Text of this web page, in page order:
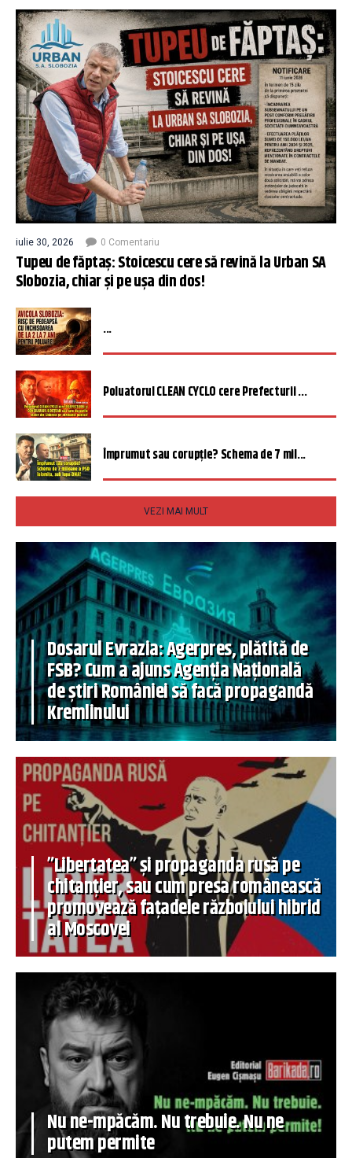
iulie 30, 2026 0 Comentariu
Tupeu de făptaș: Stoicescu cere să revină la Urban SA
Slobozia, chiar și pe ușa din dos!
...
Poluatorul CLEAN CYCLO cere Prefecturii ...
Împrumut sau corupție? Schema de 7 mil...
VEZI MAI MULT
Dosarul Evrazia: Agerpres, plătită de
FSB? Cum a ajuns Agenția Națională
de știri României să facă propagandă
Kremlinului
”Libertatea” și propaganda rusă pe
chitanțier, sau cum presa românească
promovează fațadele războiului hibrid
al Moscovei
Nu ne-mpăcăm. Nu trebuie. Nu ne
putem permite